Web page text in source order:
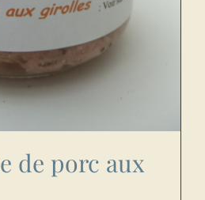
de porc aux